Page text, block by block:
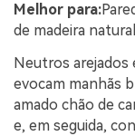
Melhor para:
de madeira natural
Neutros arejados
evocam manhãs
amado chão de
e, em seguida,